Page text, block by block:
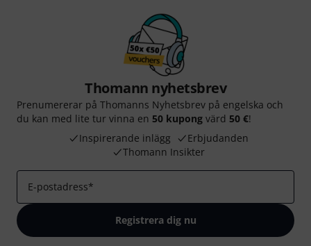
Thomann nyhetsbrev
Prenumererar på Thomanns Nyhetsbrev på engelska och
du kan med lite tur vinna en 50 kupong värd 50 €!
Inspirerande inlägg
Erbjudanden
Thomann Insikter
E-postadress*
Registrera dig nu